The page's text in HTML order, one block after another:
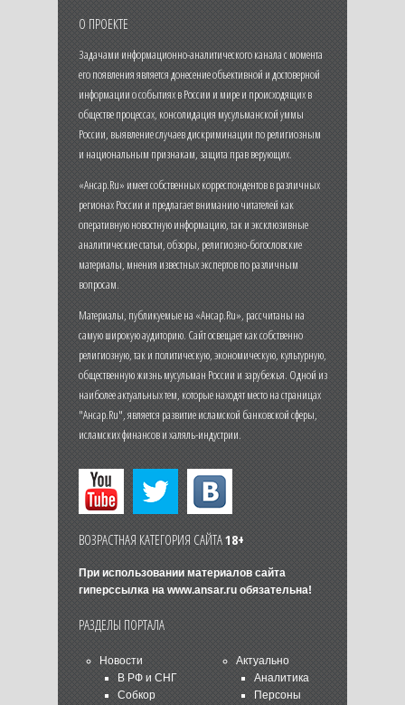
О ПРОЕКТЕ
Задачами информационно-аналитического канала с момента
его появления является донесение объективной и достоверной
информации о событиях в России и мире и происходящих в
обществе процессах, консолидация мусульманской уммы
России, выявление случаев дискриминации по религиозным
и национальным признакам, защита прав верующих.
«Ансар.Ru» имеет собственных корреспондентов в различных
регионах России и предлагает вниманию читателей как
оперативную новостную информацию, так и эксклюзивные
аналитические статьи, обзоры, религиозно-богословские
материалы, мнения известных экспертов по различным
вопросам.
Материалы, публикуемые на «Ансар.Ru», рассчитаны на
самую широкую аудиторию. Сайт освещает как собственно
религиозную, так и политическую, экономическую, культурную,
общественную жизнь мусульман России и зарубежья. Одной из
наиболее актуальных тем, которые находят место на страницах
"Ансар.Ru", является развитие исламской банковской сферы,
исламских финансов и халяль-индустрии.
ВОЗРАСТНАЯ КАТЕГОРИЯ САЙТА18+
При использовании материалов сайта
гиперссылка на www.ansar.ruобязательна!
РАЗДЕЛЫ ПОРТАЛА
Новости
В РФ и СНГ
Собкор
Актуально
Аналитика
Персоны